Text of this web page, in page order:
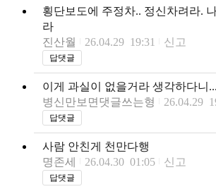
횡단보도에 주정차.. 정신차려라.
라
진산월
26.04.29 19:31 신고
답댓글
이게 과실이 없을거라 생각하다니
병신만보면댓글쓰는형
26.04.29
답댓글
사람 안친게 천만다행
명존세
26.04.30 01:05 신고
답댓글